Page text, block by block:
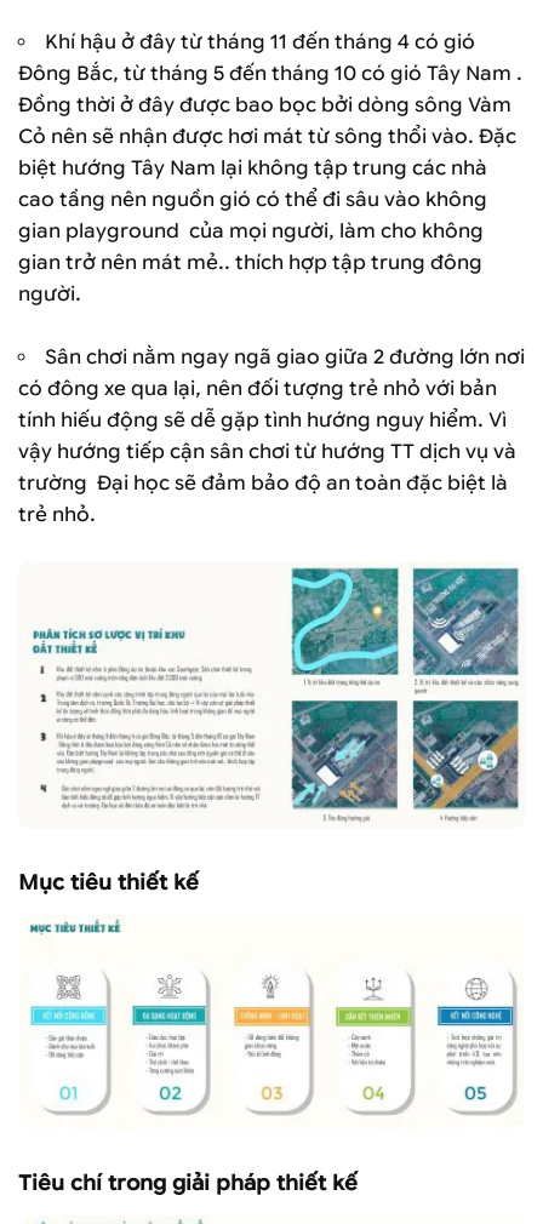
Khí hậu ở đây từ tháng 11 đến tháng 4 có gió
Đông Bắc, từ tháng 5 đến tháng 10 có gió Tây Nam .
Đồng thời ở đây được bao bọc bởi dòng sông Vàm
Cỏ nên sẽ nhận được hơi mát từ sông thổi vào. Đặc
biệt hướng Tây Nam lại không tập trung các nhà
cao tầng nên nguồn gió có thể đi sâu vào không
gian playground của mọi người, làm cho không
gian trở nên mát mẻ.. thích hợp tập trung đông
người.
Sân chơi nằm ngay ngã giao giữa 2 đường lớn nơi
có đông xe qua lại, nên đối tượng trẻ nhỏ với bản
tính hiếu động sẽ dễ gặp tình hướng nguy hiểm. Vì
vậy hướng tiếp cận sân chơi từ hướng TT dịch vụ và
trường Đại học sẽ đảm bảo độ an toàn đặc biệt là
trẻ nhỏ.
Mục tiêu thiết kế
Tiêu chí trong giải pháp thiết kế